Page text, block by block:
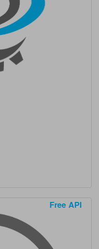
Free API